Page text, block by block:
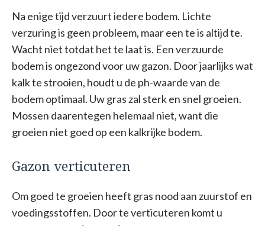
Na enige tijd verzuurt iedere bodem. Lichte
verzuring is geen probleem, maar een te is altijd te.
Wacht niet totdat het te laat is. Een verzuurde
bodem is ongezond voor uw gazon. Door jaarlijks wat
kalk te strooien, houdt u de ph-waarde van de
bodem optimaal. Uw gras zal sterk en snel groeien.
Mossen daarentegen helemaal niet, want die
groeien niet goed op een kalkrijke bodem.
Gazon verticuteren
Om goed te groeien heeft gras nood aan zuurstof en
voedingsstoffen. Door te verticuteren komt u